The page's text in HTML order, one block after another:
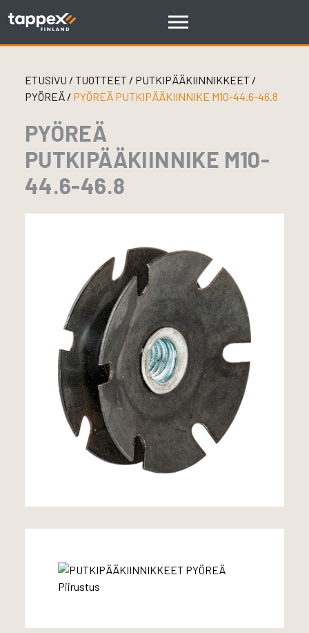
ETUSIVU / TUOTTEET/ PUTKIPÄÄKIINNIKKEET /
PYÖREÄ / PYÖREÄ PUTKIPÄÄKIINNIKE M10-44.6-46.8
PYÖREÄ
PUTKIPÄÄKIINNIKE M10-
44.6-46.8